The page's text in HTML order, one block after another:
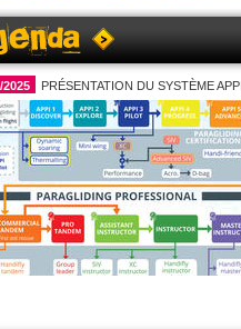
les nouveautés 2026 chez Haut les mains
suite
RIDING AVEC HAUT LES MAINS
2025 PRÉSENTATION DU SYSTÈME APPI